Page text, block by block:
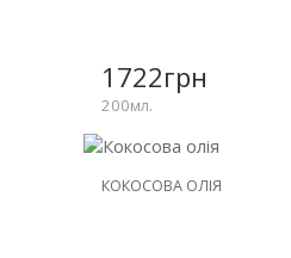
1722грн
200мл.
КОКОСОВА ОЛІЯ